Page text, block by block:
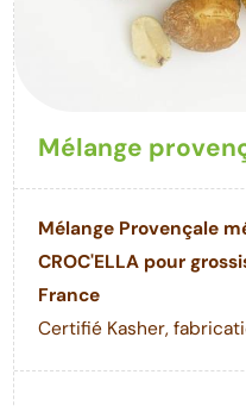
Mélange
Mélange Provençale
CROC'ELLA pour
France
Certifié Kasher,